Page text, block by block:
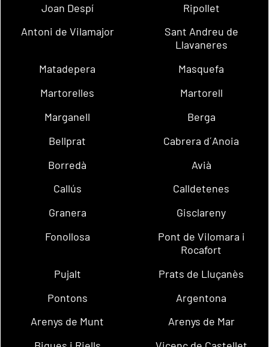
Joan Despí
Ripollet
Antoni de Vilamajor
Sant Andreu de
Llavaneres
Matadepera
Masquefa
Martorelles
Martorell
Marganell
Berga
Bellprat
Cabrera d´Anoia
Borredà
Avià
Callús
Calldetenes
Granera
Gisclareny
Fonollosa
Pont de Vilomara i
Rocafort
Pujalt
Prats de Lluçanès
Pontons
Argentona
Arenys de Munt
Arenys de Mar